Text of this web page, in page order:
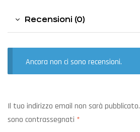
Recensioni (0)
Ancora non ci sono recensioni.
Il tuo indirizzo email non sarà pubblicato.
sono contrassegnati *